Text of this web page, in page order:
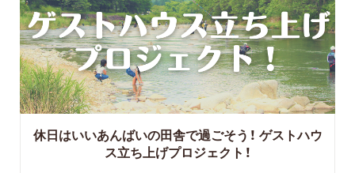
休日はいいあんばいの田舎で過ごそう！ ゲストハウ
ス立ち上げプロジェクト！